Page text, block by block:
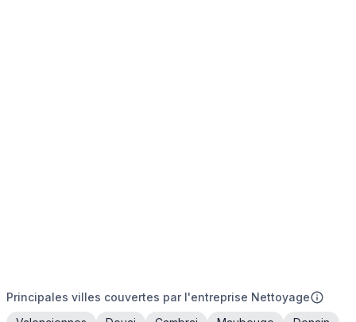
Principales villes couvertes par l'entreprise Nettoyage